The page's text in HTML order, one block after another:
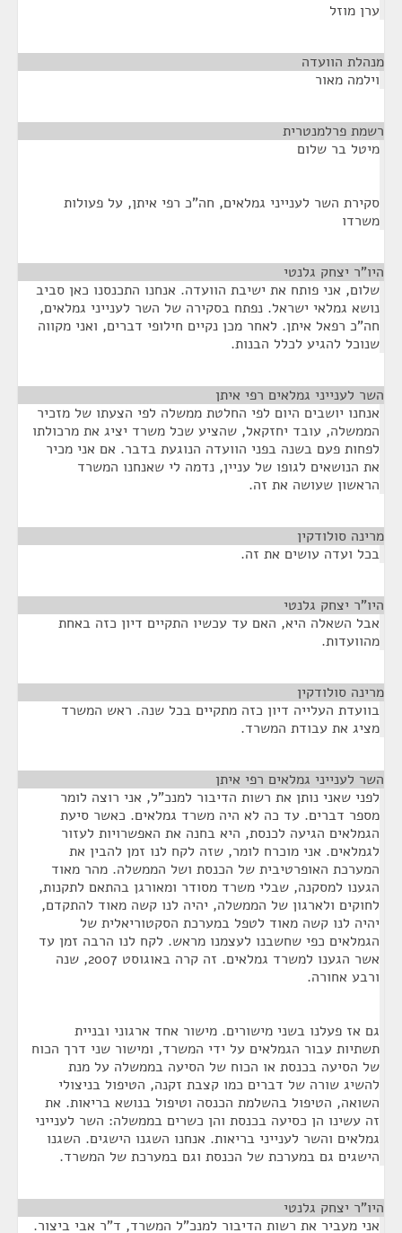
ערן מוזל
מנהלת הוועדה
וילמה מאור
רשמת פרלמנטרית
מיטל בר שלום
סקירת השר לענייני גמלאים, חה"כ רפי איתן, על פעולות
משרדו
היו"ר יצחק גלנטי
שלום, אני פותח את ישיבת הוועדה. אנחנו התכנסנו כאן סביב
נושא גמלאי ישראל. נפתח בסקירה של השר לענייני גמלאים,
חה"כ רפאל איתן. לאחר מכן נקיים חילופי דברים, ואני מקווה
שנוכל להגיע לכלל הבנות.
השר לענייני גמלאים רפי איתן
אנחנו יושבים היום לפי החלטת ממשלה לפי הצעתו של מזכיר
הממשלה, עובד יחזקאל, שהציע שכל משרד יציג את מרכולתו
לפחות פעם בשנה בפני הוועדה הנוגעת בדבר. אם אני מכיר
את הנושאים לגופו של עניין, נדמה לי שאנחנו המשרד
הראשון שעושה את זה.
מרינה סולודקין
בכל ועדה עושים את זה.
היו"ר יצחק גלנטי
אבל השאלה היא, האם עד עכשיו התקיים דיון כזה באחת
מהוועדות.
מרינה סולודקין
בוועדת העלייה דיון כזה מתקיים בכל שנה. ראש המשרד
מציג את עבודת המשרד.
השר לענייני גמלאים רפי איתן
לפני שאני נותן את רשות הדיבור למנכ"ל, אני רוצה לומר
מספר דברים. עד כה לא היה משרד גמלאים. כאשר סיעת
הגמלאים הגיעה לכנסת, היא בחנה את האפשרויות לעזור
לגמלאים. אני מוכרח לומר, שזה לקח לנו זמן להבין את
המערכת האופרטיבית של הכנסת ושל הממשלה. מהר מאוד
הגענו למסקנה, שבלי משרד מסודר ומאורגן בהתאם לתקנות,
לחוקים ולארגון של הממשלה, יהיה לנו קשה מאוד להתקדם,
יהיה לנו קשה מאוד לטפל במערכת הסקטוריאלית של
הגמלאים כפי שחשבנו לעצמנו מראש. לקח לנו הרבה זמן עד
אשר הגענו למשרד גמלאים. זה קרה באוגוסט 2007, שנה
ורבע אחורה.
גם אז פעלנו בשני מישורים. מישור אחד ארגוני ובניית
תשתיות עבור הגמלאים על ידי המשרד, ומישור שני דרך הכוח
של הסיעה בכנסת או הכוח של הסיעה בממשלה על מנת
להשיג שורה של דברים כמו קצבת זקנה, הטיפול בניצולי
השואה, הטיפול בהשלמת הכנסה וטיפול בנושא בריאות. את
זה עשינו הן כסיעה בכנסת והן כשרים בממשלה: השר לענייני
גמלאים והשר לענייני בריאות. אנחנו השגנו הישגים. השגנו
הישגים גם במערכת של הכנסת וגם במערכת של המשרד.
היו"ר יצחק גלנטי
אני מעביר את רשות הדיבור למנכ"ל המשרד, ד"ר אבי ביצור.